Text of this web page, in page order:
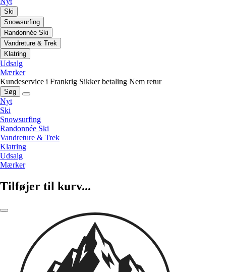
Ski
Snowsurfing
Randonnée Ski
Vandreture & Trek
Klatring
Udsalg
Mærker
Kundeservice i Frankrig Sikker betaling Nem retur
Søg
Nyt
Ski
Snowsurfing
Randonnée Ski
Vandreture & Trek
Klatring
Udsalg
Mærker
Tilføjer til kurv...